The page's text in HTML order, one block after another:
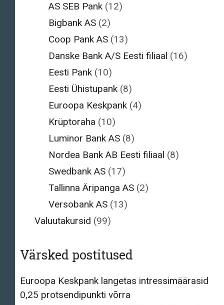
AS SEB Pank (12)
Bigbank AS (2)
Coop Pank AS (13)
Danske Bank A/S Eesti filiaal (16)
Eesti Pank (10)
Eesti Ühistupank (8)
Euroopa Keskpank (4)
Krüptoraha (10)
Luminor Bank AS (8)
Nordea Bank AB Eesti filiaal (8)
Swedbank AS (17)
Tallinna Äripanga AS (2)
Versobank AS (13)
Valuutakursid (99)
Värsked postitused
Euroopa Keskpank langetas intressimäärasid
0,25 protsendipunkti võrra